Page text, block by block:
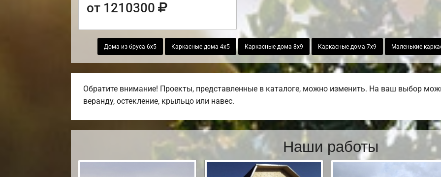
от 1210300
Дома из бруса 6х5 Каркасные дома 4х5 Каркасные дома 8х9 Каркасные дома 7х9 Маленькие
Обратите внимание! Проекты, представленные в каталоге, можно изменить. На ваш выбор
веранду, остекление, крыльцо или навес.
Наши работы